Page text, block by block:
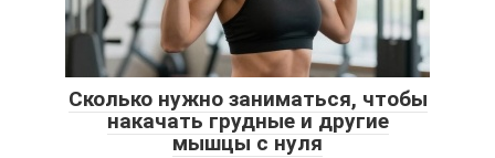
Сколько нужно заниматься, чтобы
накачать грудные и другие
мышцы с нуля